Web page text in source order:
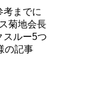
考までに
菊地会長
スルー5つ
の記事